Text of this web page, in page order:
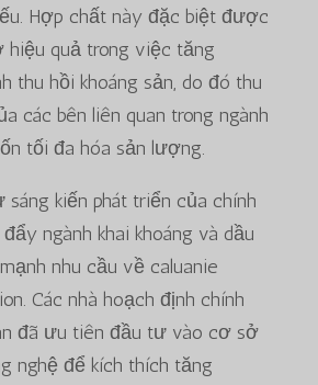
Hợp chất này đặc biệt được
hiệu quả trong việc tăng
thu hồi khoáng sản, do đó thu
các bên liên quan trong ngành
tối đa hóa sản lượng.
sáng kiến phát triển của chính
ngành khai khoáng và dầu
nhu cầu về caluanie
Các nhà hoạch định chính
đã ưu tiên đầu tư vào cơ sở
nghệ để kích thích tăng